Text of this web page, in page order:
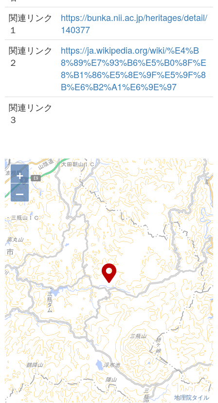
関連リンク
１
https://bunka.nii.ac.jp/heritages/detail/
140377
関連リンク
２
https://ja.wikipedia.org/wiki/%E4%B
8%89%E7%93%B6%E5%B0%8F%E
8%B1%86%E5%8E%9F%E5%9F%8
B%E6%B2%A1%E6%9E%97
関連リンク
３
+
–
地理院タイル